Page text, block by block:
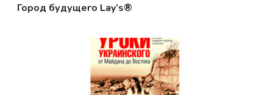
Город будущего Lay’s®